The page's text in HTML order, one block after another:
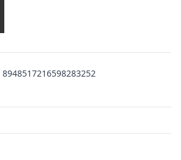
8948517216598283252